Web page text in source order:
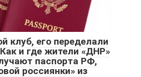
клуб, его переделали
и где жители «ДНР»
паспорта РФ,
россиянки» из